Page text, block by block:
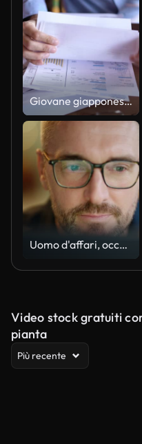
Giovane giapponese che paga le bollette online
Uomo d'affari, occhiali e lettura al computer in programmazione, software o soluzione informatica. Il programmatore o il manager professionista iniziano a lavorare sul laptop per la risoluzione dei problemi IT o dei risultati
Video stock gratuiti
pianta
Più recente